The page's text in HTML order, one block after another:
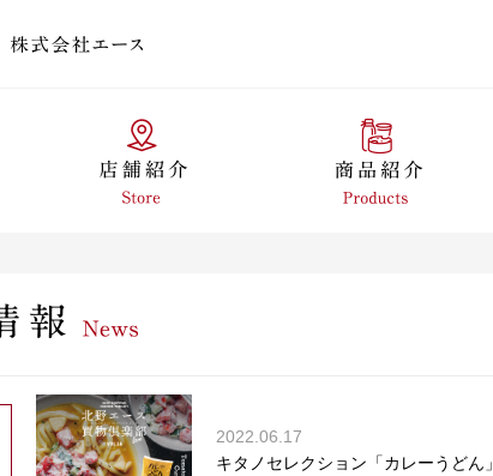
2022.06.17
キタノセレクション「カレーうどん」